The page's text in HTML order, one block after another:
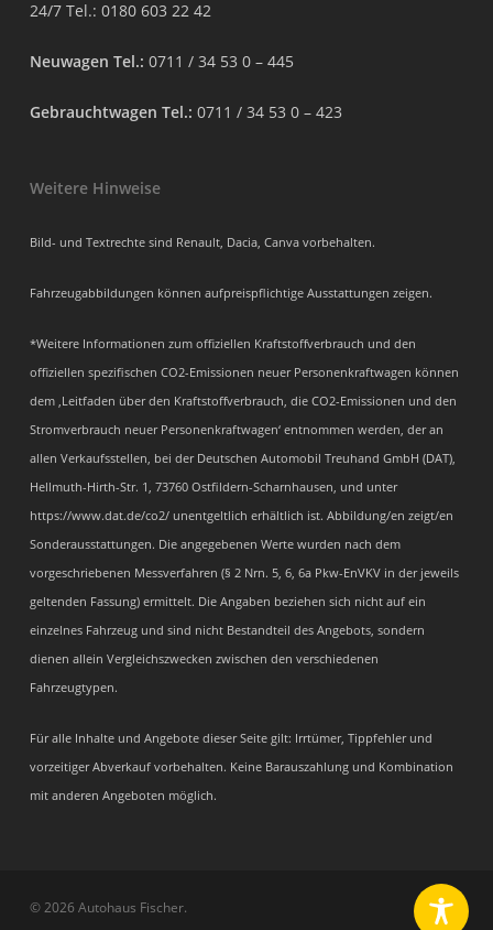
24/7 Tel.: 0180 603 22 42
Neuwagen Tel.: 0711 / 34 53 0 – 445
Gebrauchtwagen Tel.: 0711 / 34 53 0 – 423
Weitere Hinweise
Bild- und Textrechte sind Renault, Dacia, Canva vorbehalten.
Fahrzeugabbildungen können aufpreispflichtige Ausstattungen zeigen.
*Weitere Informationen zum offiziellen Kraftstoffverbrauch und den
offiziellen spezifischen CO2-Emissionen neuer Personenkraftwagen können
dem ‚Leitfaden über den Kraftstoffverbrauch, die CO2-Emissionen und den
Stromverbrauch neuer Personenkraftwagen‘ entnommen werden, der an
allen Verkaufsstellen, bei der Deutschen Automobil Treuhand GmbH (DAT),
Hellmuth-Hirth-Str. 1, 73760 Ostfildern-Scharnhausen, und unter
https://www.dat.de/co2/ unentgeltlich erhältlich ist. Abbildung/en zeigt/en
Sonderausstattungen. Die angegebenen Werte wurden nach dem
vorgeschriebenen Messverfahren (§ 2 Nrn. 5, 6, 6a Pkw-EnVKV in der jeweils
geltenden Fassung) ermittelt. Die Angaben beziehen sich nicht auf ein
einzelnes Fahrzeug und sind nicht Bestandteil des Angebots, sondern
dienen allein Vergleichszwecken zwischen den verschiedenen
Fahrzeugtypen.
Für alle Inhalte und Angebote dieser Seite gilt: Irrtümer, Tippfehler und
vorzeitiger Abverkauf vorbehalten. Keine Barauszahlung und Kombination
mit anderen Angeboten möglich.
© 2026 Autohaus Fischer.